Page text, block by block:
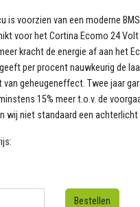
is voorzien van een moderne
voor het Cortina Ecomo 24
kracht de energie af aan het
per procent nauwkeurig de
van geheugeneffect. Twee jaar
15% meer t.o.v. de
wij niet standaard een
Bestellen